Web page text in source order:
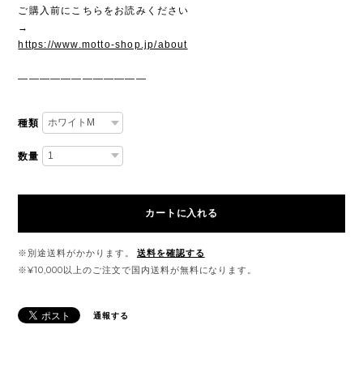
ご購入前にこちらをお読みください
→
https://www.motto-shop.jp/about
————————————
種類
数量
カートに入れる
※別途送料がかかります。
送料を確認する
※¥10,000以上のご注文で国内送料が無料になります。
通報する